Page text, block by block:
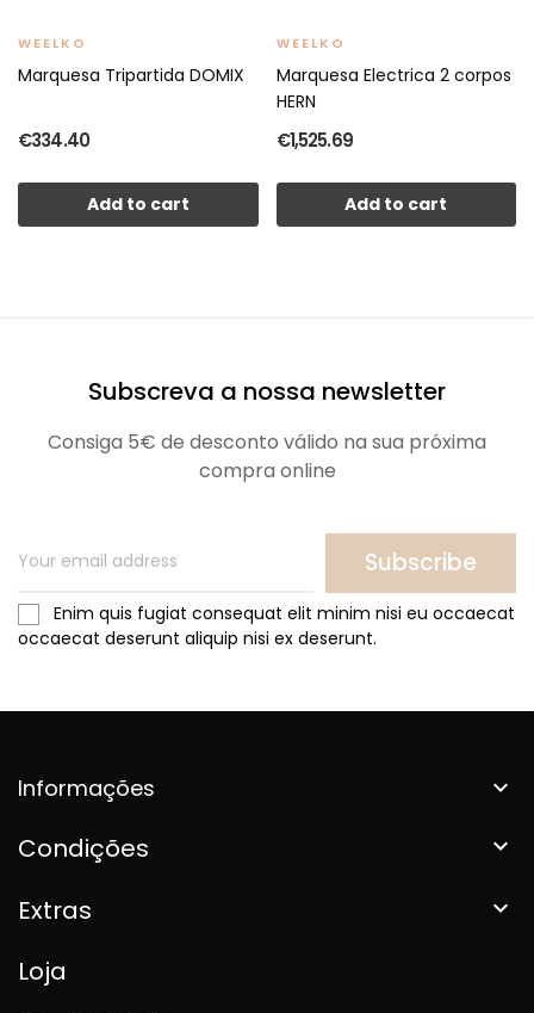
WEELKO
Marquesa Tripartida DOMIX
€334.40
Add to cart
WEELKO
Marquesa Electrica 2 corpos
HERN
€1,525.69
Add to cart
Subscreva a nossa newsletter
Consiga 5€ de desconto válido na sua próxima
compra online
Subscribe
Enim quis fugiat consequat elit minim nisi eu occaecat
occaecat deserunt aliquip nisi ex deserunt.
Informações 
Condições 
Extras 
Loja